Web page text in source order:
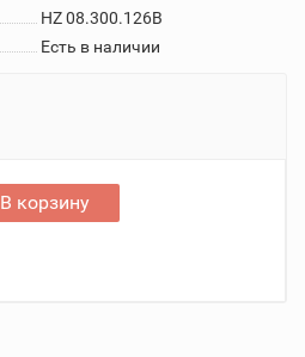
HZ 08.300.126B
Есть в наличии
В корзину